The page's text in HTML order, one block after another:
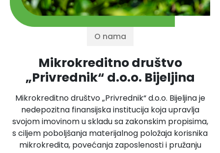
O nama
Mikrokreditno društvo
„Privrednik“ d.o.o. Bijeljina
Mikrokreditno društvo „Privrednik“ d.o.o. Bijeljina je
nedepozitna finansijska institucija koja upravlja
svojom imovinom u skladu sa zakonskim propisima,
s ciljem poboljšanja materijalnog položaja korisnika
mikrokredita, povećanja zaposlenosti i pružanju